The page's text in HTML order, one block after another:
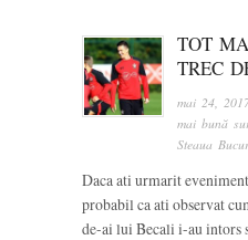
TOT
TREC
mai 24,
mai bună
Steaua
Daca ati urmarit
probabil ca ati observat
de-ai lui Becali i-au intors